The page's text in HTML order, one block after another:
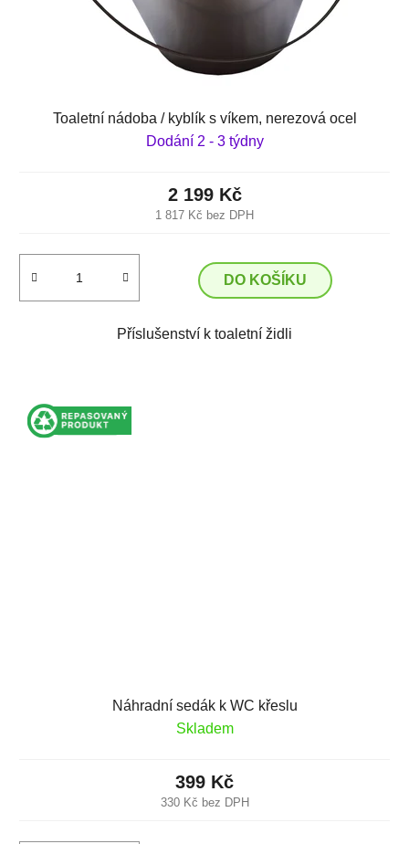
Toaletní nádoba / kyblík s víkem, nerezová ocel
Dodání 2 - 3 týdny
1 817 Kč bez DPH
2 199 Kč
DO KOŠÍKU
Příslušenství k toaletní židli
Náhradní sedák k WC křeslu
Skladem
330 Kč bez DPH
399 Kč